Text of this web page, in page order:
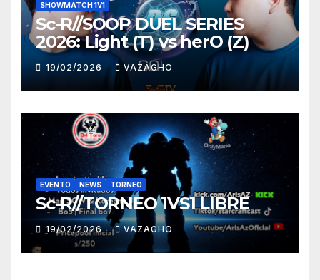
SHOWMATCH 1V1
Sc-R//SOOP DUEL SERIES
2026: Light (T) vs herO (Z)
19/02/2026 VAZAGHO
EVENTO NEWS TORNEO
Sc-R//TORNEO 1VS1 LIBRE
19/02/2026 VAZAGHO